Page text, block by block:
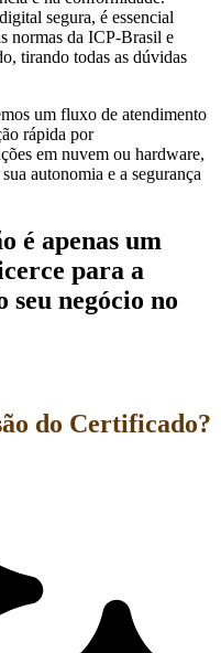
segura, é essencial
normas da ICP-Brasil e
tirando todas as dúvidas
um fluxo de atendimento
rápida por
em nuvem ou hardware,
autonomia e a segurança
é apenas um
para a
seu negócio no
do Certificado?